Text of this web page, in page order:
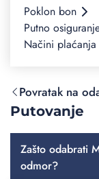
Poklon bon
Putno
Načini plaćanja
Povratak na
Putovanje
Zašto odabrati
odmor?